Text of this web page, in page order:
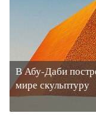
В Абу-Даби
мире скульптуру